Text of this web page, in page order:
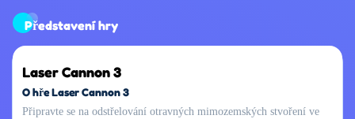
Představení hry
Laser Cannon 3
O hře Laser Cannon 3
Připravte se na odstřelování otravných mimozemských stvoření ve